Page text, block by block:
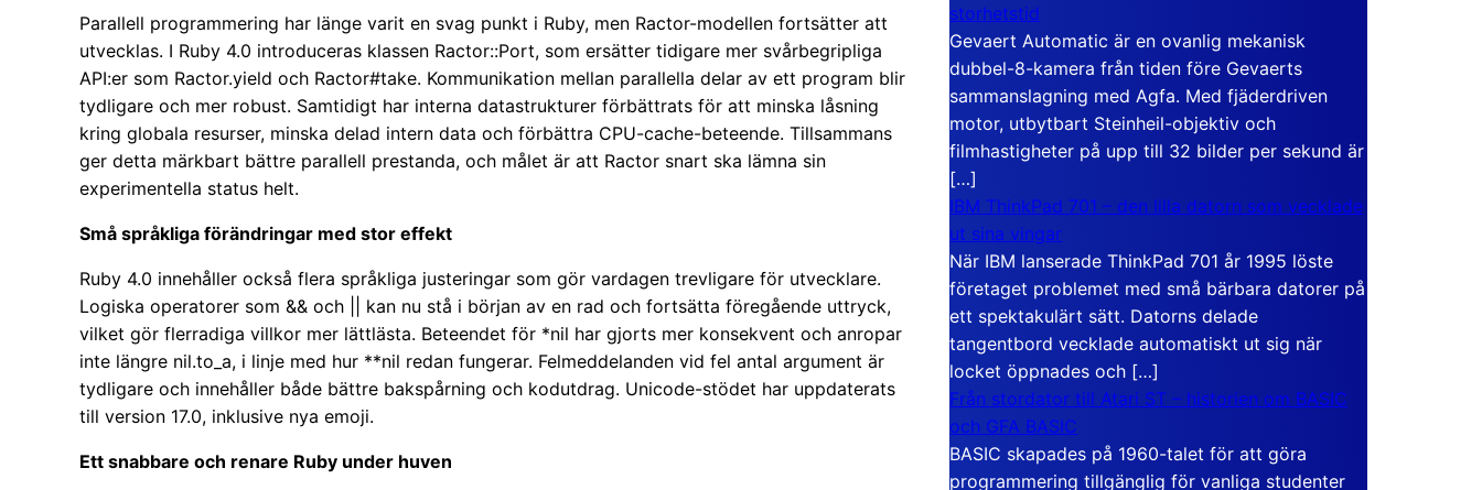
Parallell programmering har länge varit en svag punkt i Ruby, men Ractor-modellen fortsätter att
utvecklas. I Ruby 4.0 introduceras klassen Ractor::Port, som ersätter tidigare mer svårbegripliga
API:er som Ractor.yield och Ractor#take. Kommunikation mellan parallella delar av ett program blir
tydligare och mer robust. Samtidigt har interna datastrukturer förbättrats för att minska låsning
kring globala resurser, minska delad intern data och förbättra CPU-cache-beteende. Tillsammans
ger detta märkbart bättre parallell prestanda, och målet är att Ractor snart ska lämna sin
experimentella status helt.
Små språkliga förändringar med stor effekt
Ruby 4.0 innehåller också flera språkliga justeringar som gör vardagen trevligare för utvecklare.
Logiska operatorer som && och || kan nu stå i början av en rad och fortsätta föregående uttryck,
vilket gör flerradiga villkor mer lättlästa. Beteendet för *nil har gjorts mer konsekvent och anropar
inte längre nil.to_a, i linje med hur **nil redan fungerar. Felmeddelanden vid fel antal argument är
tydligare och innehåller både bättre bakspårning och kodutdrag. Unicode-stödet har uppdaterats
till version 17.0, inklusive nya emoji.
Ett snabbare och renare Ruby under huven
storhetstid
Gevaert Automatic är en ovanlig mekanisk
dubbel-8-kamera från tiden före Gevaerts
sammanslagning med Agfa. Med fjäderdriven
motor, utbytbart Steinheil-objektiv och
filmhastigheter på upp till 32 bilder per sekund är
[…]
IBM ThinkPad 701 – den lilla datorn som vecklade
ut sina vingar
När IBM lanserade ThinkPad 701 år 1995 löste
företaget problemet med små bärbara datorer på
ett spektakulärt sätt. Datorns delade
tangentbord vecklade automatiskt ut sig när
locket öppnades och […]
Från stordator till Atari ST – historien om BASIC
och GFA BASIC
BASIC skapades på 1960-talet för att göra
programmering tillgänglig för vanliga studenter